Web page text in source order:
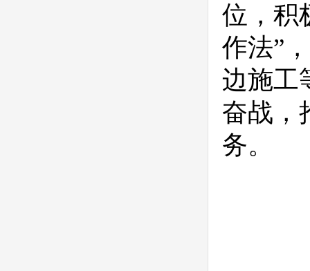
位，积
作法”
边施工
奋战，
务。